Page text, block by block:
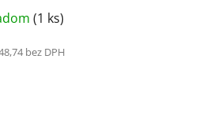
(1 ks)
bez DPH